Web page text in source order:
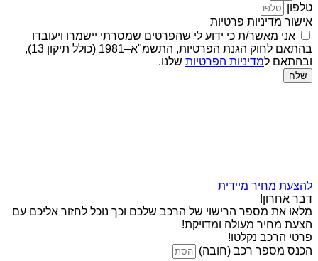
טלפון
אישור מדיניות פרטיות
אני מאשר/ת כי ידוע לי שהפרטים שמסרתי יישמרו ויעובדו
בהתאם לחוק הגנת הפרטיות, התשמ"א–1981 (כולל תיקון 13),
ובהתאם למדיניות הפרטיות שלנו.
שלח
להצעת מחיר מיידית
דבר אחרון!
מלאו את מספר הרישוי של הרכב שלכם וכך נוכל לחזור אליכם עם
הצעת מחיר מעולה ומדויקת!
פרטי הרכב נקלטו!
הכנס מספר רכב (חובה)